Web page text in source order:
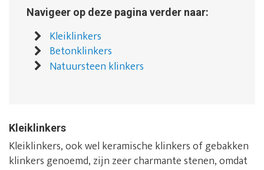
Navigeer op deze pagina verder naar:
Kleiklinkers
Betonklinkers
Natuursteen klinkers
Kleiklinkers
Kleiklinkers, ook wel keramische klinkers of gebakken
klinkers genoemd, zijn zeer charmante stenen, omdat